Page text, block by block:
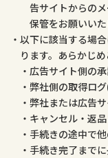
告サイトからの
保管をお願いいた
以下に該当する場
ります。あらかじめ
広告サイト側の
弊社側の取得ロ
弊社または広告
キャンセル・返
手続きの途中で
手続き完了まで